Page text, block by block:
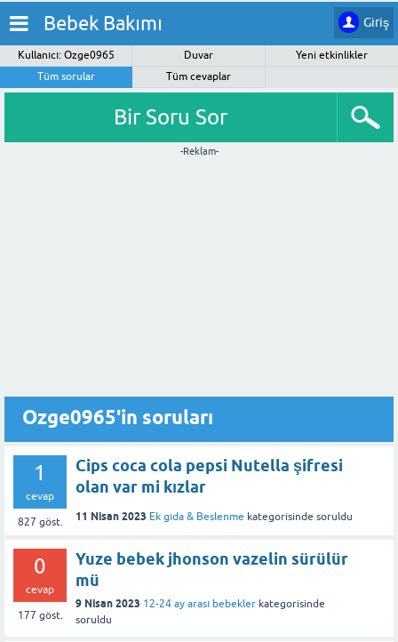
Giriş
Bebek Bakımı
Kullanıcı: Ozge0965 Duvar
Yeni etkinlikler
Tüm sorular
Tüm cevaplar
Bir Soru Sor
-Reklam-
Ozge0965'in soruları
1
cevap
827 göst.
Cips coca cola pepsi Nutella şifresi
olan var mi kızlar
11 Nisan 2023 Ek gıda & Beslenme kategorisinde soruldu
0
cevap
177 göst.
Yuze bebek jhonson vazelin sürülür
mü
9 Nisan 2023 12-24 ay arası bebekler kategorisinde
soruldu